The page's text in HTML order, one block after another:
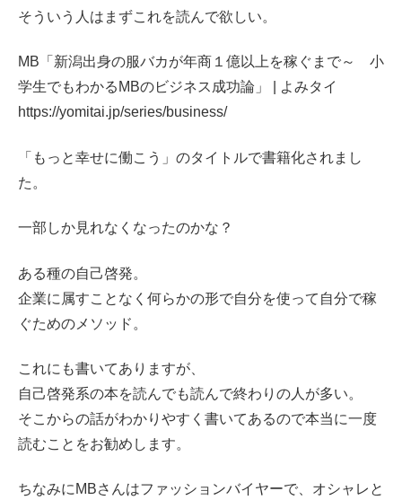
そういう人はまずこれを読んで欲しい。
MB「新潟出身の服バカが年商１億以上を稼ぐまで～ 小
学生でもわかるMBのビジネス成功論」 | よみタイ
https://yomitai.jp/series/business/
「もっと幸せに働こう」のタイトルで書籍化されまし
た。
一部しか見れなくなったのかな？
ある種の自己啓発。
企業に属すことなく何らかの形で自分を使って自分で稼
ぐためのメソッド。
これにも書いてありますが、
自己啓発系の本を読んでも読んで終わりの人が多い。
そこからの話がわかりやすく書いてあるので本当に一度
読むことをお勧めします。
ちなみにMBさんはファッションバイヤーで、オシャレと